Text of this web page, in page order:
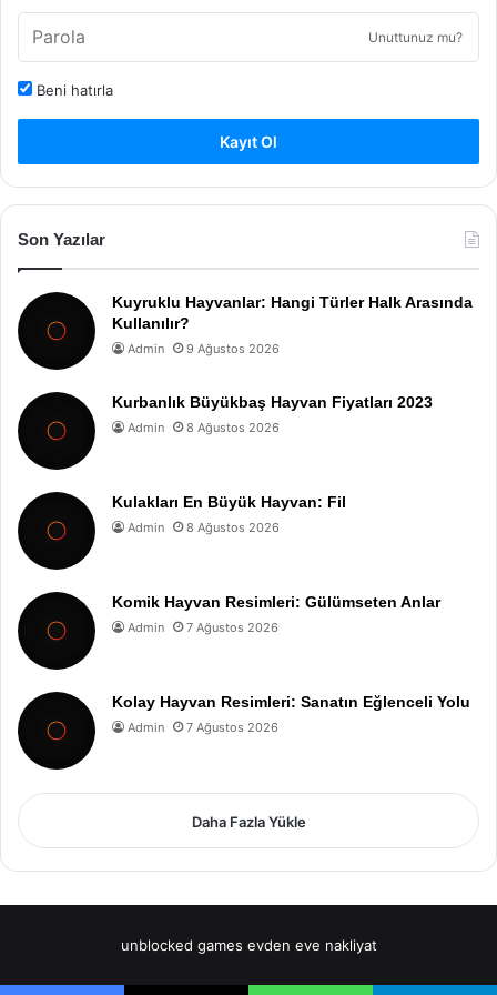
Unuttunuz mu?
Beni hatırla
Kayıt Ol
Son Yazılar
Kuyruklu Hayvanlar: Hangi Türler Halk Arasında
Kullanılır?
Admin 9 Ağustos 2026
Kurbanlık Büyükbaş Hayvan Fiyatları 2023
Admin 8 Ağustos 2026
Kulakları En Büyük Hayvan: Fil
Admin 8 Ağustos 2026
Komik Hayvan Resimleri: Gülümseten Anlar
Admin 7 Ağustos 2026
Kolay Hayvan Resimleri: Sanatın Eğlenceli Yolu
Admin 7 Ağustos 2026
Daha Fazla Yükle
unblocked games evden eve nakliyat